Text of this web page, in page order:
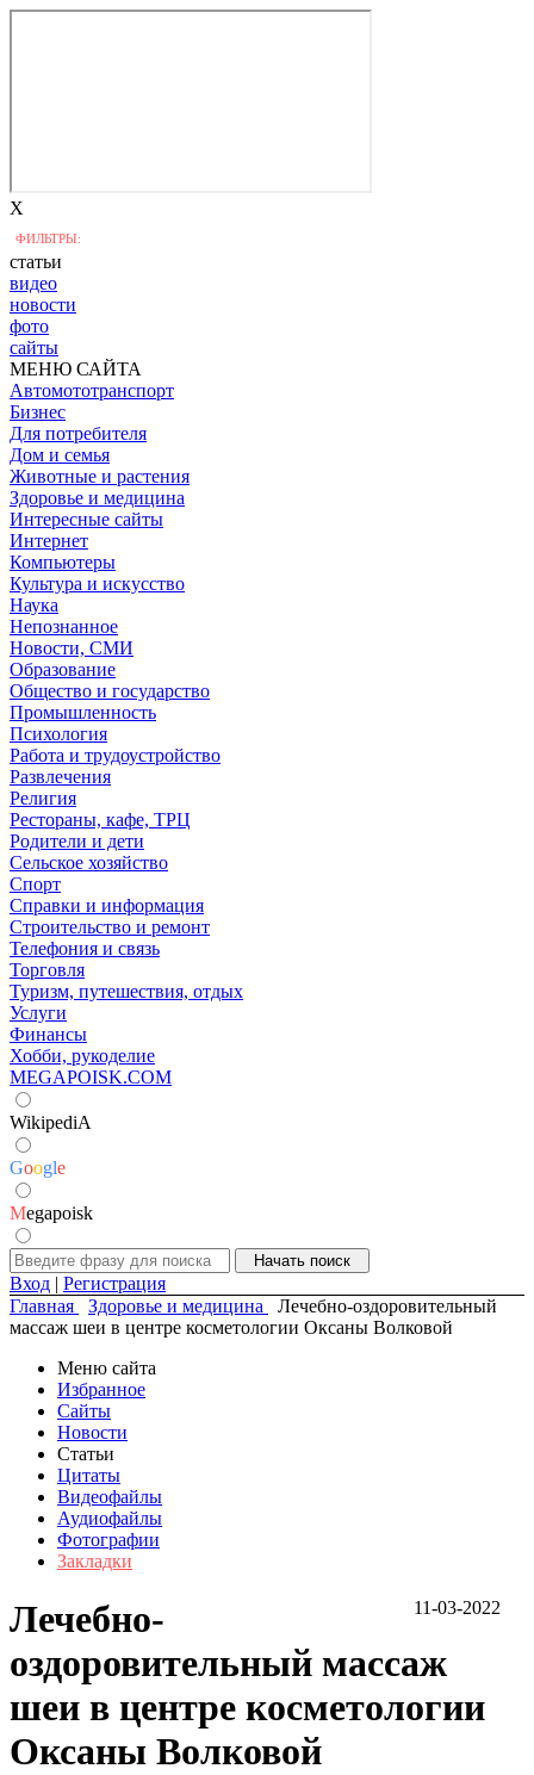
X
ФИЛЬТРЫ:
статьи
видео
новости
фото
сайты
МЕНЮ САЙТА
Автомототранспорт
Бизнес
Для потребителя
Дом и семья
Животные и растения
Здоровье и медицина
Интересные сайты
Интернет
Компьютеры
Культура и искусство
Наука
Непознанное
Новости, СМИ
Образование
Общество и государство
Промышленность
Психология
Работа и трудоустройство
Развлечения
Религия
Рестораны, кафе, ТРЦ
Родители и дети
Сельское хозяйство
Спорт
Справки и информация
Строительство и ремонт
Телефония и связь
Торговля
Туризм, путешествия, отдых
Услуги
Финансы
Хобби, рукоделие
MEGAPOISK.COM
WikipediA
Google
Megapoisk
Вход | Регистрация
Главная
Здоровье и медицина
Лечебно-оздоровительный
массаж шеи в центре косметологии Оксаны Волковой
Меню сайта
Избранное
Сайты
Новости
Статьи
Цитаты
Видеофайлы
Аудиофайлы
Фотографии
Закладки
11-03-2022
Лечебно-
оздоровительный массаж
шеи в центре косметологии
Оксаны Волковой